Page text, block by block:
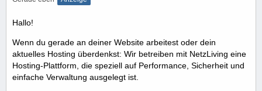
Hallo!
Wenn du gerade an deiner Website arbeitest oder dein
aktuelles Hosting überdenkst: Wir betreiben mit NetzLiving eine
Hosting-Plattform, die speziell auf Performance, Sicherheit und
einfache Verwaltung ausgelegt ist.